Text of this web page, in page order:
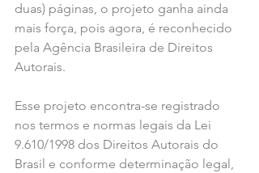
duas) páginas, o projeto ganha ainda
mais força, pois agora, é reconhecido
pela Agência Brasileira de Direitos
Autorais.
Esse projeto encontra-se registrado
nos termos e normas legais da Lei
9.610/1998 dos Direitos Autorais do
Brasil e conforme determinação legal,